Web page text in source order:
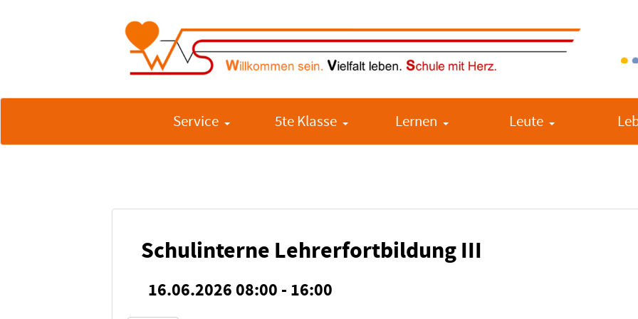
Service 5te Klasse Lernen Leute
Schulinterne Lehrerfortbildung III
16.06.2026 08:00 - 16:00